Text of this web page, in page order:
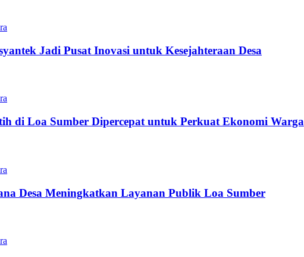
Jadi Pusat Inovasi untuk Kesejahteraan Desa
di Loa Sumber Dipercepat untuk Perkuat Ekonomi Warga
Desa Meningkatkan Layanan Publik Loa Sumber